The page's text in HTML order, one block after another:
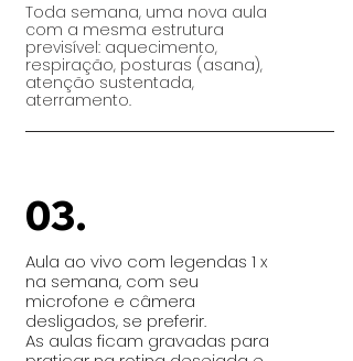
Toda semana, uma nova aula
com a mesma estrutura
previsível: aquecimento,
respiração, posturas (asana),
atenção sustentada,
aterramento.
03.
Aula ao vivo com legendas 1 x
na semana, com seu
microfone e câmera
desligados, se preferir.
As aulas ficam gravadas para